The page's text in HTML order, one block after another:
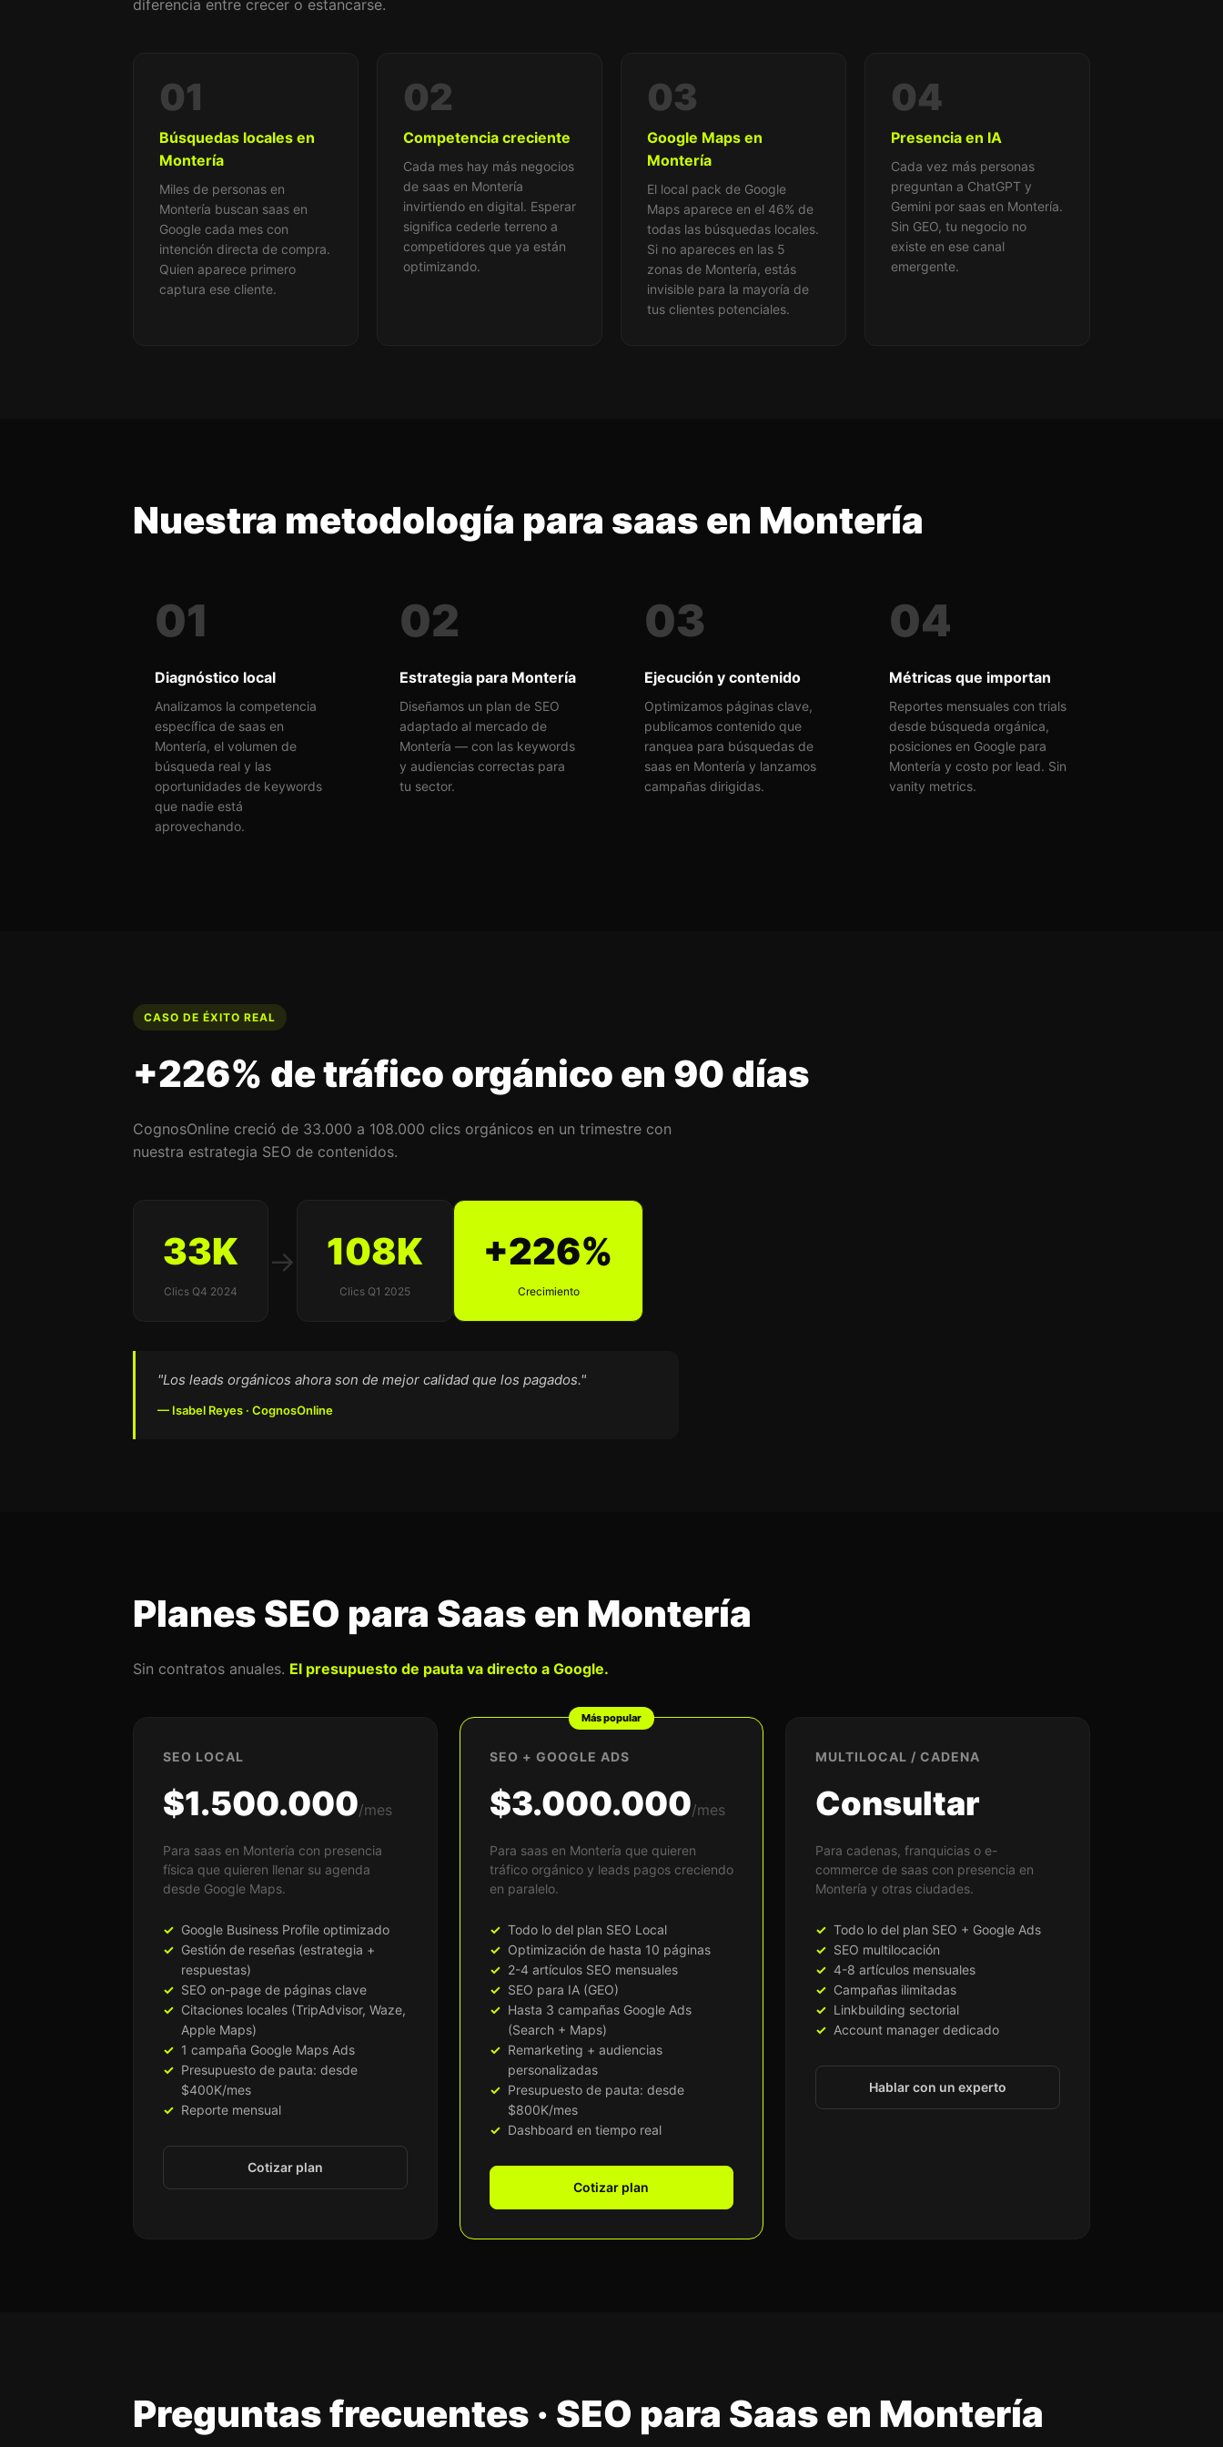
diferencia entre crecer o estancarse.
01
Búsquedas locales en
Montería
Miles de personas en
Montería buscan saas en
Google cada mes con
intención directa de compra.
Quien aparece primero
captura ese cliente.
02
Competencia creciente
Cada mes hay más negocios
de saas en Montería
invirtiendo en digital. Esperar
significa cederle terreno a
competidores que ya están
optimizando.
03
Google Maps en
Montería
El local pack de Google
Maps aparece en el 46% de
todas las búsquedas locales.
Si no apareces en las 5
zonas de Montería, estás
invisible para la mayoría de
tus clientes potenciales.
04
Presencia en IA
Cada vez más personas
preguntan a ChatGPT y
Gemini por saas en Montería.
Sin GEO, tu negocio no
existe en ese canal
emergente.
Nuestra metodología para saas en Montería
01
Diagnóstico local
Analizamos la competencia
específica de saas en
Montería, el volumen de
búsqueda real y las
oportunidades de keywords
que nadie está
aprovechando.
02
Estrategia para Montería
Diseñamos un plan de SEO
adaptado al mercado de
Montería — con las keywords
y audiencias correctas para
tu sector.
03
Ejecución y contenido
Optimizamos páginas clave,
publicamos contenido que
ranquea para búsquedas de
saas en Montería y lanzamos
campañas dirigidas.
04
Métricas que importan
Reportes mensuales con trials
desde búsqueda orgánica,
posiciones en Google para
Montería y costo por lead. Sin
vanity metrics.
CASO DE ÉXITO REAL
+226% de tráfico orgánico en 90 días
CognosOnline creció de 33.000 a 108.000 clics orgánicos en un trimestre con
nuestra estrategia SEO de contenidos.
33K
Clics Q4 2024
→ 108K
Clics Q1 2025
+226%
Crecimiento
"Los leads orgánicos ahora son de mejor calidad que los pagados."
— Isabel Reyes · CognosOnline
Planes SEO para Saas en Montería
Sin contratos anuales. El presupuesto de pauta va directo a Google.
SEO LOCAL
$1.500.000/mes
Para saas en Montería con presencia
física que quieren llenar su agenda
desde Google Maps.
Google Business Profile optimizado
Gestión de reseñas (estrategia +
respuestas)
SEO on-page de páginas clave
Citaciones locales (TripAdvisor, Waze,
Apple Maps)
1 campaña Google Maps Ads
Presupuesto de pauta: desde
$400K/mes
Reporte mensual
Cotizar plan
Más popular
SEO + GOOGLE ADS
$3.000.000/mes
Para saas en Montería que quieren
tráfico orgánico y leads pagos creciendo
en paralelo.
Todo lo del plan SEO Local
Optimización de hasta 10 páginas
2-4 artículos SEO mensuales
SEO para IA (GEO)
Hasta 3 campañas Google Ads
(Search + Maps)
Remarketing + audiencias
personalizadas
Presupuesto de pauta: desde
$800K/mes
Dashboard en tiempo real
Cotizar plan
MULTILOCAL / CADENA
Consultar
Para cadenas, franquicias o e-
commerce de saas con presencia en
Montería y otras ciudades.
Todo lo del plan SEO + Google Ads
SEO multilocación
4-8 artículos mensuales
Campañas ilimitadas
Linkbuilding sectorial
Account manager dedicado
Hablar con un experto
Preguntas frecuentes · SEO para Saas en Montería